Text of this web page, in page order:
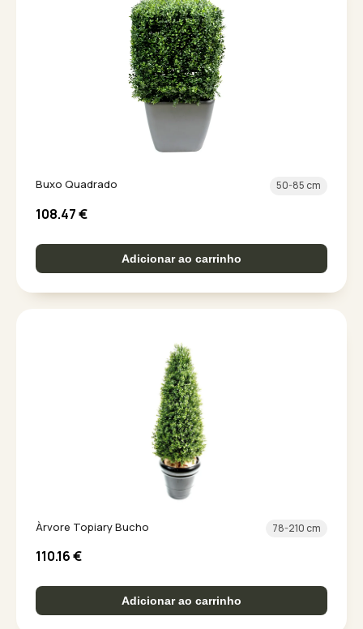
Buxo Quadrado 50-85 cm
108.47€
Adicionar ao carrinho
Àrvore Topiary Bucho 78-210 cm
110.16€
Adicionar ao carrinho